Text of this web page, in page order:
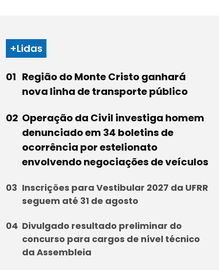
+Lidas
Região do Monte Cristo ganhará
nova linha de transporte público
Operação da Civil investiga homem
denunciado em 34 boletins de
ocorrência por estelionato
envolvendo negociações de veículos
Inscrições para Vestibular 2027 da UFRR
seguem até 31 de agosto
Divulgado resultado preliminar do
concurso para cargos de nível técnico
da Assembleia